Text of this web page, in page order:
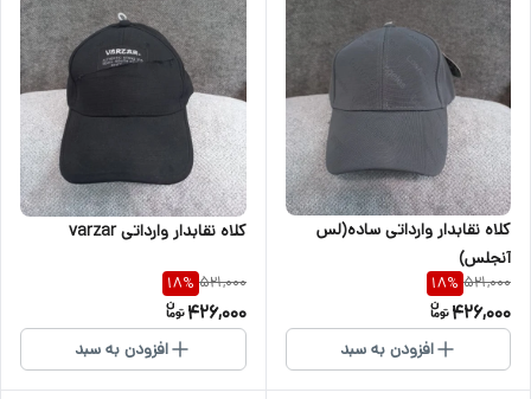
کلاه نقابدار وارداتی ساده(لس
آنجلس)
521,000
18%
426,000
افزودن به سبد
کلاه نقابدار وارداتی varzar
521,000
18%
426,000
افزودن به سبد